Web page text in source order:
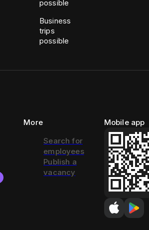
possible
Business
trips
possible
More
Search for
employees
Publish a
vacancy
Mobile app